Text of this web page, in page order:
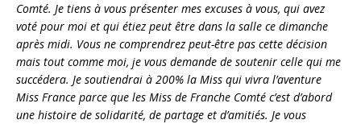
Comté. Je tiens à vous présenter mes excuses à vous, qui avez
voté pour moi et qui étiez peut être dans la salle ce dimanche
après midi. Vous ne comprendrez peut-être pas cette décision
mais tout comme moi, je vous demande de soutenir celle qui me
succédera. Je soutiendrai à 200% la Miss qui vivra l’aventure
Miss France parce que les Miss de Franche Comté c’est d’abord
une histoire de solidarité, de partage et d’amitiés. Je vous